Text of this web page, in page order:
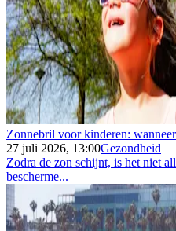
Zonnebril voor kinderen:
27 juli 2026, 13:00Gezondheid
Zodra de zon schijnt, is het niet
bescherme...